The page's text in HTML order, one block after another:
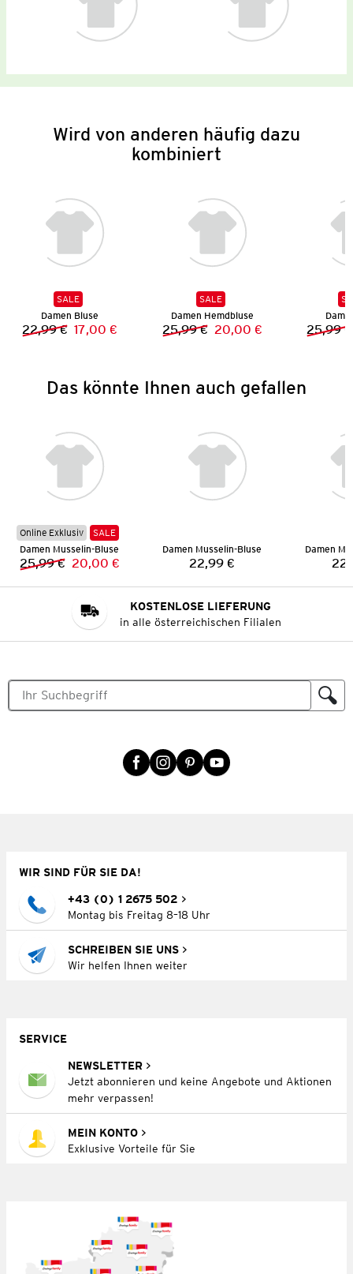
Wird von anderen häufig dazu
kombiniert
SALE
Damen Bluse
Vorheriger Preis:
22,99 € Neuer Preis:
17,00 €
SALE
Damen Hemdbluse
Vorheriger Preis:
25,99 € Neuer Preis:
20,00 € 25,99 €
Das könnte Ihnen auch gefallen
Online Exklusiv
SALE
Damen Musselin-Bluse
Vorheriger Preis:
25,99 € Neuer Preis:
20,00 €
Damen Musselin-Bluse
Preis:
22,99 €
Damen
KOSTENLOSE LIEFERUNG
in alle österreichischen Filialen
WIR SIND FÜR SIE DA!
+43 (0) 1 2675 502
Montag bis Freitag 8–18 Uhr
SCHREIBEN SIE UNS
Wir helfen Ihnen weiter
SERVICE
NEWSLETTER
Jetzt abonnieren und keine Angebote und Aktionen
mehr verpassen!
MEIN KONTO
Exklusive Vorteile für Sie